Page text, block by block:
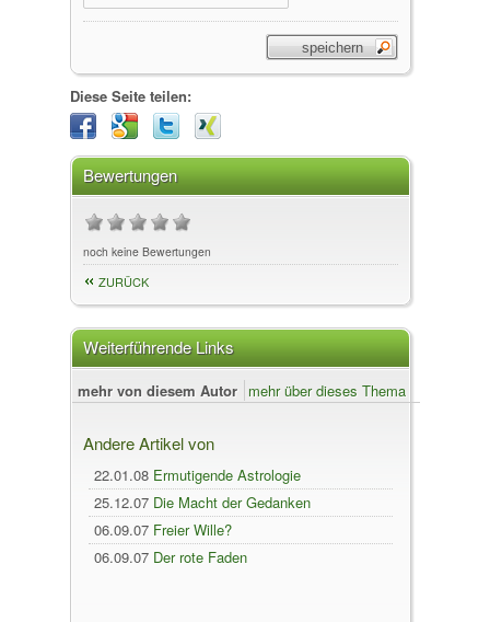
Diese Seite teilen:
Bewertungen
noch keine Bewertungen
ZURÜCK
Weiterführende Links
mehr von diesem Autor mehr über dieses Thema
Andere Artikel von
22.01.08 Ermutigende Astrologie
25.12.07 Die Macht der Gedanken
06.09.07 Freier Wille?
06.09.07 Der rote Faden